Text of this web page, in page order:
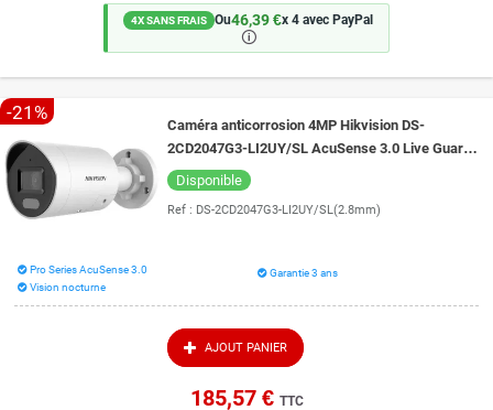
4X SANS FRAIS Ou46,39 €x 4 avec PayPal
🛈
-21%
Caméra anticorrosion 4MP Hikvision DS-
2CD2047G3-LI2UY/SL AcuSense 3.0 Live Guard
et vision de nuit en couleur 40 mètres
Disponible
Ref : DS-2CD2047G3-LI2UY/SL(2.8mm)
Pro Series AcuSense 3.0
Vision nocturne
Garantie 3 ans
AJOUT PANIER
185,57 € TTC